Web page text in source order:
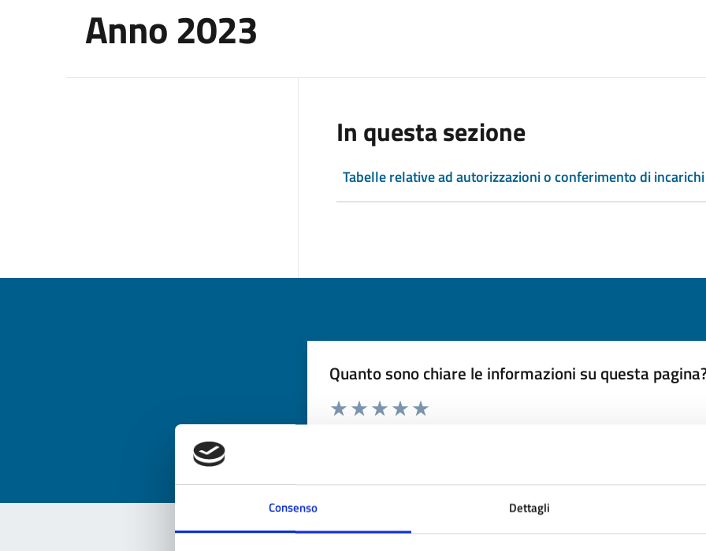
Consenso Dettagli
Anno 2023
In questa sezione
Tabelle relative ad autorizzazioni o conferimento di incarichi
Quanto sono chiare le informazioni su questa
Valuta da 1 a 5 stelle la pagina